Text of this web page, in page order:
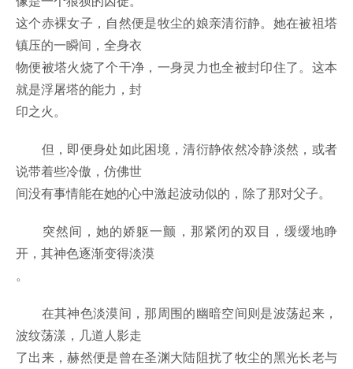
这个赤裸女子，自然便是牧尘的娘亲清衍静。她在被祖塔
镇压的一瞬间，全身衣
物便被塔火烧了个干净，一身灵力也全被封印住了。这本
就是浮屠塔的能力，封
印之火。
但，即便身处如此困境，清衍静依然冷静淡然，或者
说带着些冷傲，仿佛世
间没有事情能在她的心中激起波动似的，除了那对父子。
突然间，她的娇躯一颤，那紧闭的双目，缓缓地睁
开，其神色逐渐变得淡漠
。
在其神色淡漠间，那周围的幽暗空间则是波荡起来，
波纹荡漾，几道人影走
了出来，赫然便是曾在圣渊大陆阻扰了牧尘的黑光长老与